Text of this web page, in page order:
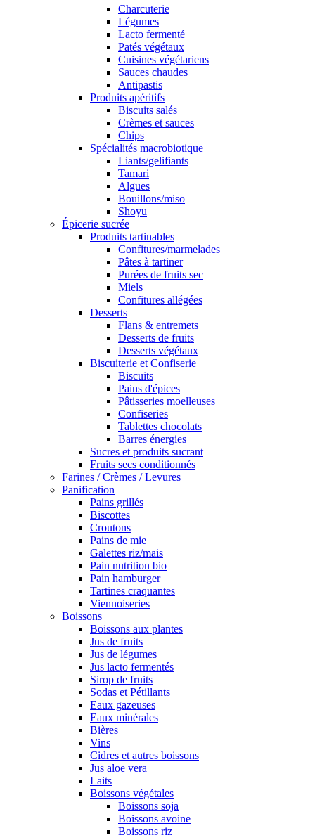
Charcuterie
Légumes
Lacto fermenté
Patés végétaux
Cuisines végétariens
Sauces chaudes
Antipastis
Produits apéritifs
Biscuits salés
Crèmes et sauces
Chips
Spécialités macrobiotique
Liants/gelifiants
Tamari
Algues
Bouillons/miso
Shoyu
Épicerie sucrée
Produits tartinables
Confitures/marmelades
Pâtes à tartiner
Purées de fruits sec
Miels
Confitures allégées
Desserts
Flans & entremets
Desserts de fruits
Desserts végétaux
Biscuiterie et Confiserie
Biscuits
Pains d'épices
Pâtisseries moelleuses
Confiseries
Tablettes chocolats
Barres énergies
Sucres et produits sucrant
Fruits secs conditionnés
Farines / Crèmes / Levures
Panification
Pains grillés
Biscottes
Croutons
Pains de mie
Galettes riz/mais
Pain nutrition bio
Pain hamburger
Tartines craquantes
Viennoiseries
Boissons
Boissons aux plantes
Jus de fruits
Jus de légumes
Jus lacto fermentés
Sirop de fruits
Sodas et Pétillants
Eaux gazeuses
Eaux minérales
Bières
Vins
Cidres et autres boissons
Jus aloe vera
Laits
Boissons végétales
Boissons soja
Boissons avoine
Boissons riz